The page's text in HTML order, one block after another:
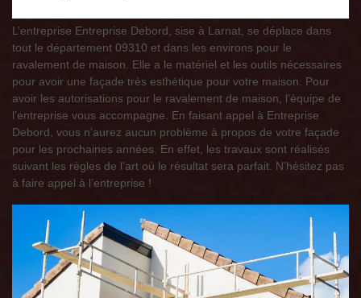
L’entreprise Entreprise Debord, sise à Larnat, se déplace dans
tout le département 09310 et dans les environs pour le
ravalement de maison. Elle a le matériel et les outils nécessaires
pour avoir une façade très esthétique pour votre maison. Pour
avoir les autorisations pour le ravalement de maison, l’équipe de
l’entreprise vous accompagne. En faisant appel à Entreprise
Debord, vous n’aurez aucun problème à propos de votre façade
pour les prochaines années. En effet, les travaux sont réalisés
suivant les règles de l’art où le résultat sera parfait. N’hésitez pas
à faire appel à l’entreprise !